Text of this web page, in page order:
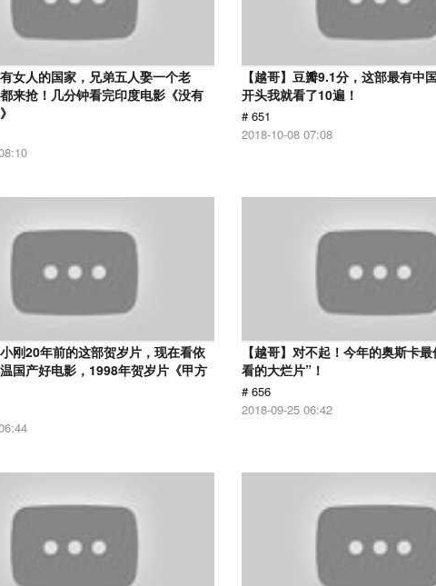
有女人的国家，兄弟五人娶一个老
来抢！几分钟看完印度电影《没有
【越哥】豆瓣9.1分，这部最有中
开头我就看了10遍！
# 651
2018-10-08 07:08
小刚20年前的这部贺岁片，现在看依
国产好电影，1998年贺岁片《甲方
【越哥】对不起！今年的奥斯卡
看的大烂片”！
# 656
2018-09-25 06:42